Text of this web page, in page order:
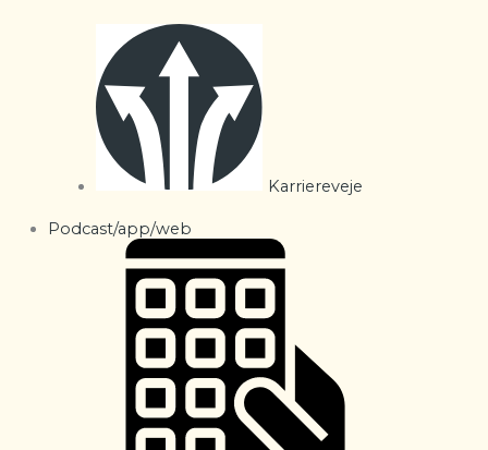
Karriereveje
Podcast/app/web